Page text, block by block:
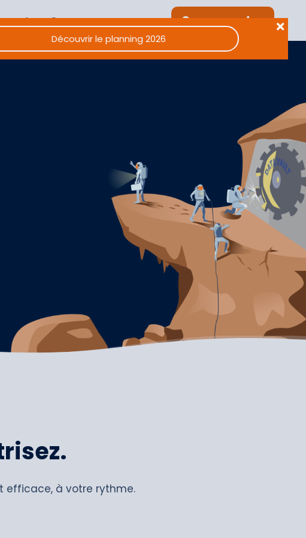
Aller sur Dastra Se connecter
efficace, à votre rythme.
Découvrir le planning 2026